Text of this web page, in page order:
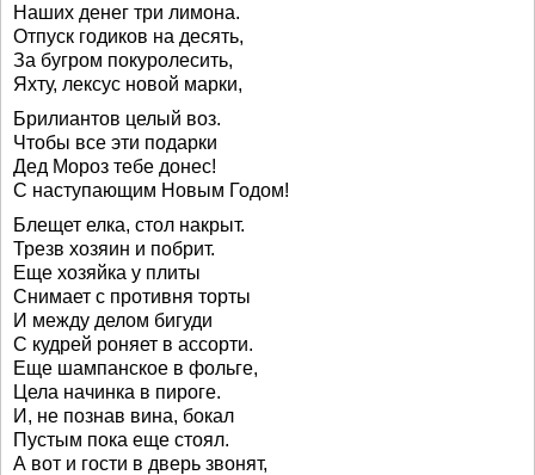
Наших денег три лимона.
Отпуск годиков на десять,
За бугром покуролесить,
Яхту, лексус новой марки,
Брилиантов целый воз.
Чтобы все эти подарки
Дед Мороз тебе донес!
С наступающим Новым Годом!
Блещет елка, стол накрыт.
Трезв хозяин и побрит.
Еще хозяйка у плиты
Снимает с противня торты
И между делом бигуди
С кудрей роняет в ассорти.
Еще шампанское в фольге,
Цела начинка в пироге.
И, не познав вина, бокал
Пустым пока еще стоял.
А вот и гости в дверь звонят,